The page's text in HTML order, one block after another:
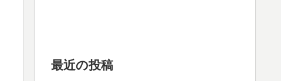
最近の投稿